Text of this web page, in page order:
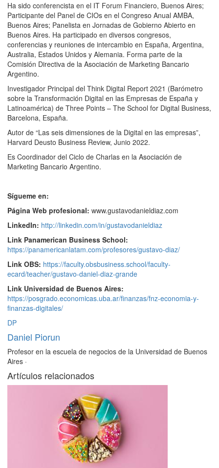
Ha sido conferencista en el IT Forum Financiero, Buenos Aires;
Participante del Panel de CIOs en el Congreso Anual AMBA,
Buenos Aires; Panelista en Jornadas de Gobierno Abierto en
Buenos Aires. Ha participado en diversos congresos,
conferencias y reuniones de intercambio en España, Argentina,
Australia, Estados Unidos y Alemania. Forma parte de la
Comisión Directiva de la Asociación de Marketing Bancario
Argentino.
Investigador Principal del Think Digital Report 2021 (Barómetro
sobre la Transformación Digital en las Empresas de España y
Latinoamérica) de Three Points – The School for Digital Business,
Barcelona, España.
Autor de “Las seis dimensiones de la Digital en las empresas”,
Harvard Deusto Business Review, Junio 2022.
Es Coordinador del Ciclo de Charlas en la Asociación de
Marketing Bancario Argentino.
Sígueme en:
Página Web profesional: www.gustavodanieldiaz.com
LinkedIn: http://linkedin.com/in/gustavodanieldiaz
Link Panamerican Business School:
https://panamericanlatam.com/profesores/gustavo-diaz/
Link OBS: https://faculty.obsbusiness.school/faculty-
ecard/teacher/gustavo-daniel-diaz-grande
Link Universidad de Buenos Aires:
https://posgrado.economicas.uba.ar/finanzas/fnz-economia-y-
finanzas-digitales/
DP
Daniel Piorun
Profesor en la escuela de negocios de la Universidad de Buenos
Aires ·
Artículos relacionados